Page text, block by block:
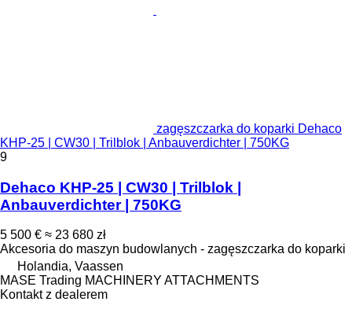
zagęszczarka do koparki Dehaco
KHP-25 | CW30 | Trilblok | Anbauverdichter | 750KG
9
Dehaco KHP-25 | CW30 | Trilblok |
Anbauverdichter | 750KG
5 500 € ≈ 23 680 zł
Akcesoria do maszyn budowlanych - zagęszczarka do koparki
Holandia, Vaassen
MASE Trading MACHINERY ATTACHMENTS
Kontakt z dealerem